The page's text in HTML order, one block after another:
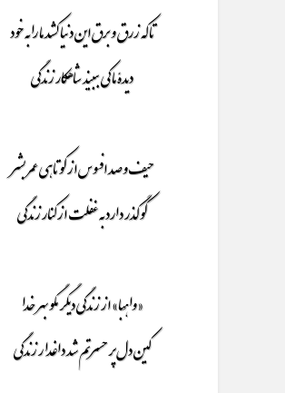
تا که زرق و برق این دنیا کشد ما را به خود
دیدۀ ما کی ببیند شاهکار زندگی
حیف و صد افسوس از کوتاهی عمر بشر
کو گذر دارد به غفلت از کنار زندگی
«واهِبا» از زندگی دیگر مگو بهر خدا
کین دل پر حسرتم شد داغدار زندگی